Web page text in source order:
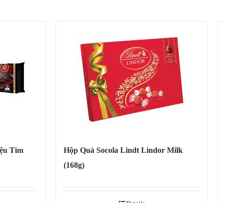
Tim
Hộp Quà Socola Lindt Lindor Milk
(168g)